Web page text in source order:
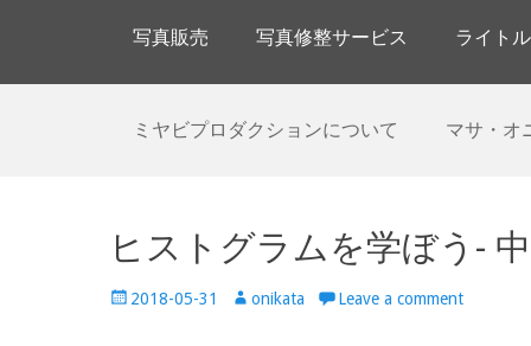
content
写真販売 写真修整サービス ライト
ミヤビプロダクションについて マサ・オ
ヒストグラムを学ぼう-
Posted2018-05-31 Author
onikata Leave a comment